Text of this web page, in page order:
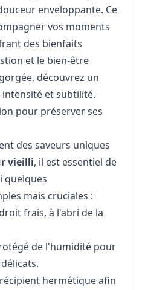
enveloppante. Ce
vos moments
des bienfaits
et le bien-être
découvrez un
et subtilité.
pour préserver ses
des saveurs uniques
vieilli, il est essentiel de
quelques
mais cruciales :
frais, à l'abri de la
de l'humidité pour
hermétique afin